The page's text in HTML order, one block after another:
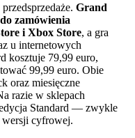
Grand
zamówienia
i Xbox Store, a gra
u internetowych
kosztuje 79,99 euro,
99,99 euro. Obie
oraz miesięczne
razie w sklepach
edycja Standard — zwykle
wersji cyfrowej.